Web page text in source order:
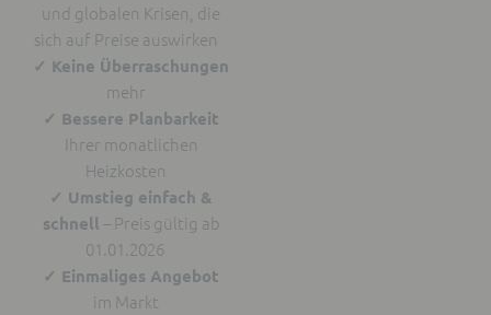
und globalen Krisen, die
sich auf Preise auswirken
✓ Keine Überraschungen
mehr
✓ Bessere Planbarkeit
Ihrer monatlichen
Heizkosten
✓ Umstieg einfach &
schnell – Preis gültig ab
01.01.2026
✓ Einmaliges Angebot
im Markt